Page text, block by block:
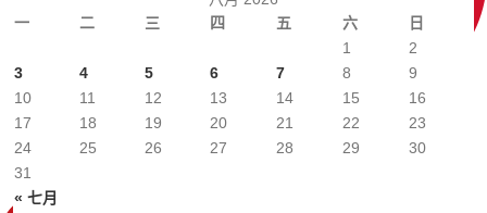
一
二 三 四 五 六 日
« 七月
1
2
3
4 5 6 7 8
9
10
11 12 13 14 15
16
17
18 19 20 21 22
23
24
25 26 27 28 29
30
31